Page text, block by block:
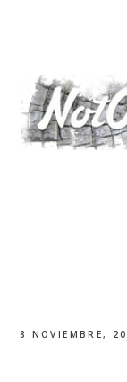
principal
8 NOVIEMBRE,